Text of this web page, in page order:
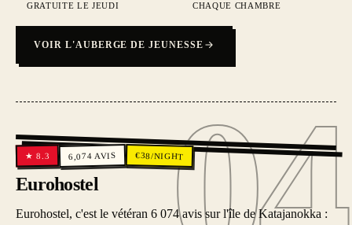
GRATUITE LE JEUDI
CHAQUE CHAMBRE
VOIR L'AUBERGE DE JEUNESSE
04
★8.3 6,074 AVIS €38/NIGHT
Eurohostel
Eurohostel, c'est le vétéran 6 074 avis sur l'île de Katajanokka :